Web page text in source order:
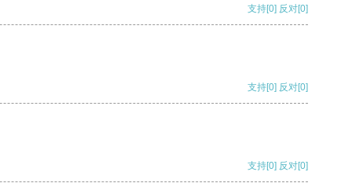
支持[0] 反对[0]
支持[0] 反对[0]
支持[0] 反对[0]